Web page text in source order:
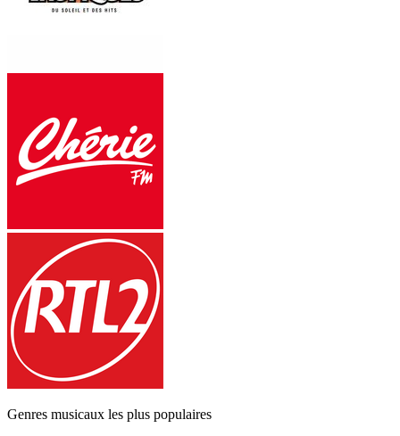
Genres musicaux les plus populaires